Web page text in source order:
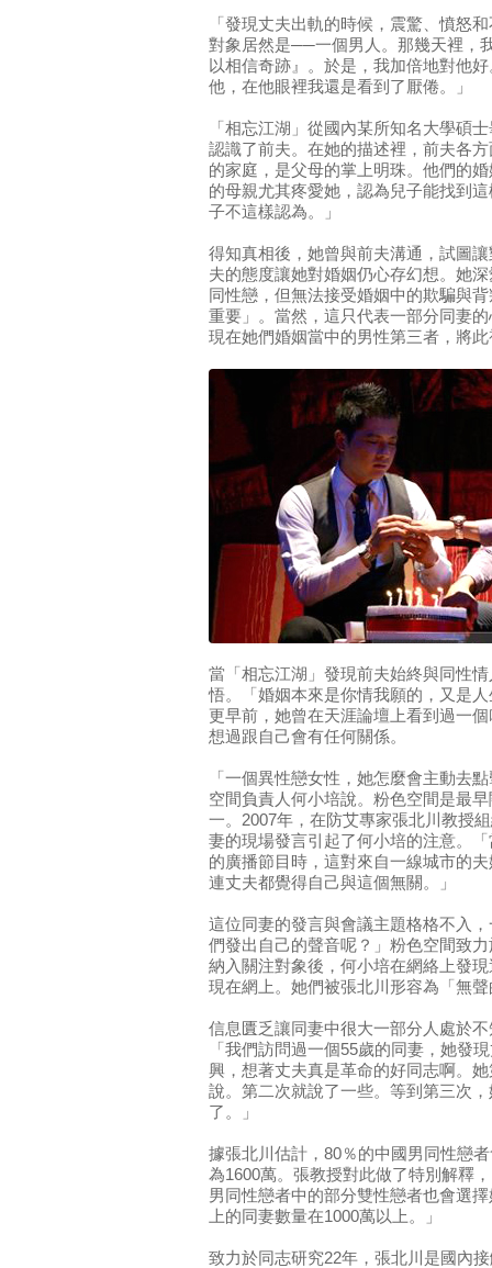
「發現丈夫出軌的時候，震驚、憤怒
對象居然是──一個男人。那幾天裡，
以相信奇跡』。於是，我加倍地對他
他，在他眼裡我還是看到了厭倦。」
「相忘江湖」從國內某所知名大學碩
認識了前夫。在她的描述裡，前夫各
的家庭，是父母的掌上明珠。他們的
的母親尤其疼愛她，認為兒子能找到
子不這樣認為。」
得知真相後，她曾與前夫溝通，試圖
夫的態度讓她對婚姻仍心存幻想。她
同性戀，但無法接受婚姻中的欺騙與
重要」。當然，這只代表一部分同妻
現在她們婚姻當中的男性第三者，將
當「相忘江湖」發現前夫始終與同性
悟。「婚姻本來是你情我願的，又是
更早前，她曾在天涯論壇上看到過一
想過跟自己會有任何關係。
「一個異性戀女性，她怎麼會主動去
空間負責人何小培說。粉色空間是最
一。2007年，在防艾專家張北川教授
妻的現場發言引起了何小培的注意。
的廣播節目時，這對來自一線城市的
連丈夫都覺得自己與這個無關。」
這位同妻的發言與會議主題格格不入
們發出自己的聲音呢？」粉色空間致
納入關注對象後，何小培在網絡上發
現在網上。她們被張北川形容為「無
信息匱乏讓同妻中很大一部分人處於
「我們訪問過一個55歲的同妻，她發
興，想著丈夫真是革命的好同志啊。
說。第二次就說了一些。等到第三次
了。」
據張北川估計，80％的中國男同性戀
為1600萬。張教授對此做了特別解釋
男同性戀者中的部分雙性戀者也會選
上的同妻數量在1000萬以上。」
致力於同志研究22年，張北川是國內